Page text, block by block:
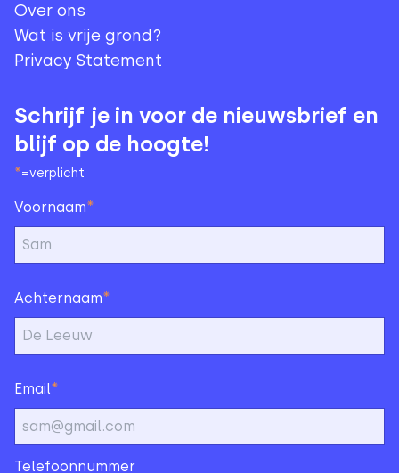
Over ons
Wat is vrije grond?
Privacy Statement
Schrijf je in voor de nieuwsbrief en
blijf op de hoogte!
*=verplicht
Voornaam*
Achternaam*
Email*
Telefoonnummer